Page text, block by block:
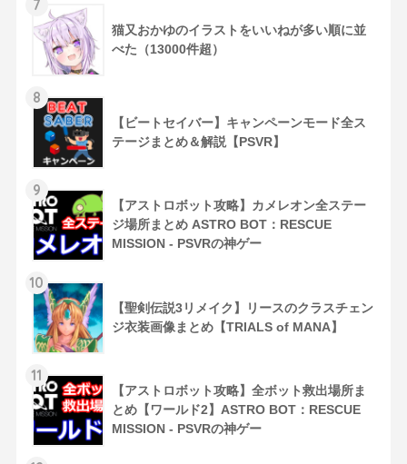
7
猫又おかゆのイラストをいいねが多い順に並
べた（13000件超）
8
【ビートセイバー】キャンペーンモード全ス
テージまとめ＆解説【PSVR】
9
【アストロボット攻略】カメレオン全ステー
ジ場所まとめ ASTRO BOT：RESCUE
MISSION - PSVRの神ゲー
10
【聖剣伝説3リメイク】リースのクラスチェン
ジ衣装画像まとめ【TRIALS of MANA】
11
【アストロボット攻略】全ボット救出場所ま
とめ【ワールド2】ASTRO BOT：RESCUE
MISSION - PSVRの神ゲー